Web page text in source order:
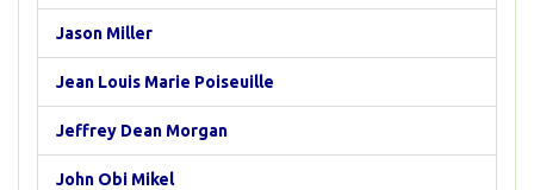
Jason Miller
Jean Louis Marie Poiseuille
Jeffrey Dean Morgan
John Obi Mikel